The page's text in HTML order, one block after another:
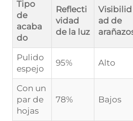
Tipo
de
acaba
do
Reflecti
vidad
de la luz
Visibilid
ad de
Pulido
espejo
95% Alto
Con un
par de
hojas
78% Bajos